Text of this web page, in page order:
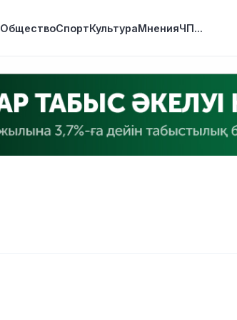
ОбществоСпортКультураМненияЧП...